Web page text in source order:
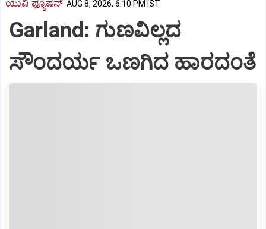
ಯುವಿ ಫ್ಯೂಷನ್ AUG 8, 2026, 6:10 PM IST
Garland: ಗುಣವಿಲ್ಲದ
ಸೌಂದರ್ಯ ಒಣಗಿದ ಹಾರದಂತೆ